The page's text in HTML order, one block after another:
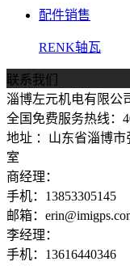
配件销售
RENK轴瓦
联系我们
淄博左元机电有限公
全国免费服务热线：
地址 ：山东省淄博市
室
商经理：
手机：13853305145
邮箱：
李经理：
手机：13616440346